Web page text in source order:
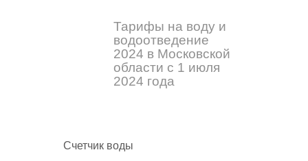
Тарифы на воду и
водоотведение
2024 в Московской
области с 1 июля
2024 года
Счетчик воды